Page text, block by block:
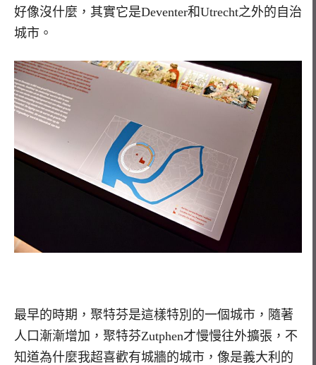
好像沒什麼，其實它是Deventer和Utrecht之外的自治
城市。
最早的時期，聚特芬是這樣特別的一個城市，隨著
人口漸漸增加，聚特芬Zutphen才慢慢往外擴張，不
知道為什麼我超喜歡有城牆的城市，像是義大利的